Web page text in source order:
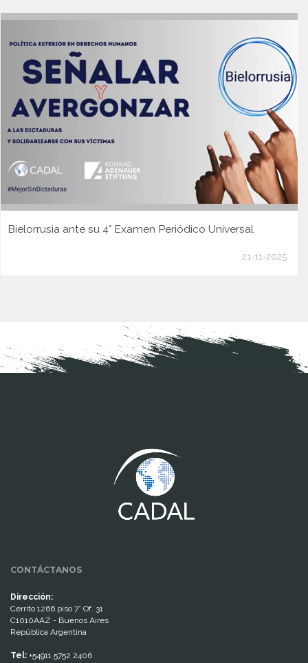
Bielorrusia ante su 4° Examen Periódico Universal
21-11-2025
CONTÁCTANOS
Dirección:
Cerrito 1266 piso 7° Of. 31
C1010AAZ - Buenos Aires
República Argentina
Tel: +54911 5752 2406